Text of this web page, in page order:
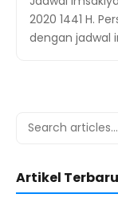
2020 1441 H.
dengan jadwal
Search
Artikel Terbaru